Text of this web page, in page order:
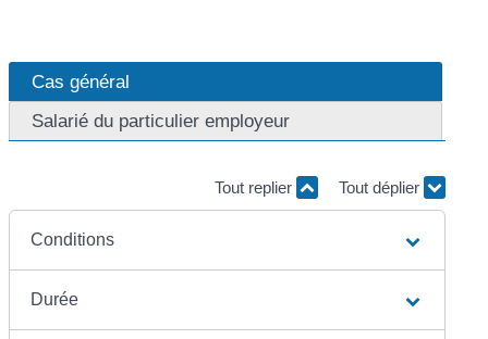
Cas général
Salarié du particulier employeur
Tout replier Tout déplier
Conditions
Durée